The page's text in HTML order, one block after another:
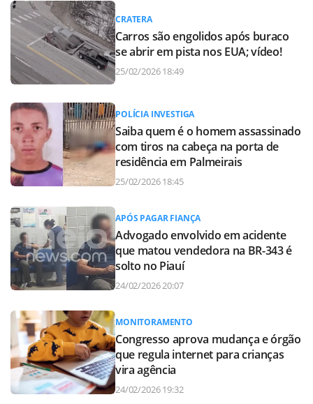
CRATERA
Carros são engolidos após buraco
se abrir em pista nos EUA; vídeo!
25/02/2026 18:49
POLÍCIA INVESTIGA
Saiba quem é o homem assassinado
com tiros na cabeça na porta de
residência em Palmeirais
25/02/2026 18:45
APÓS PAGAR FIANÇA
Advogado envolvido em acidente
que matou vendedora na BR-343 é
solto no Piauí
24/02/2026 20:07
MONITORAMENTO
Congresso aprova mudança e órgão
que regula internet para crianças
vira agência
24/02/2026 19:32